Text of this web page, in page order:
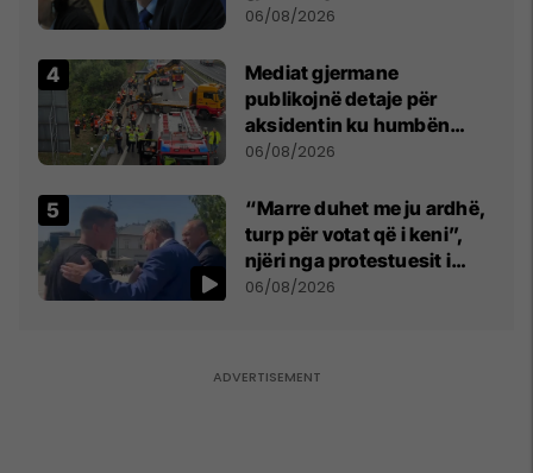
bëjnë shkelje të rëndë
06/08/2026
Mediat gjermane
publikojnë detaje për
aksidentin ku humbën
jetën tre mërgimtarë nga
06/08/2026
“Marre duhet me ju ardhë,
turp për votat që i keni”,
njëri nga protestuesit i
drejtohet Bedri Hamzës
06/08/2026